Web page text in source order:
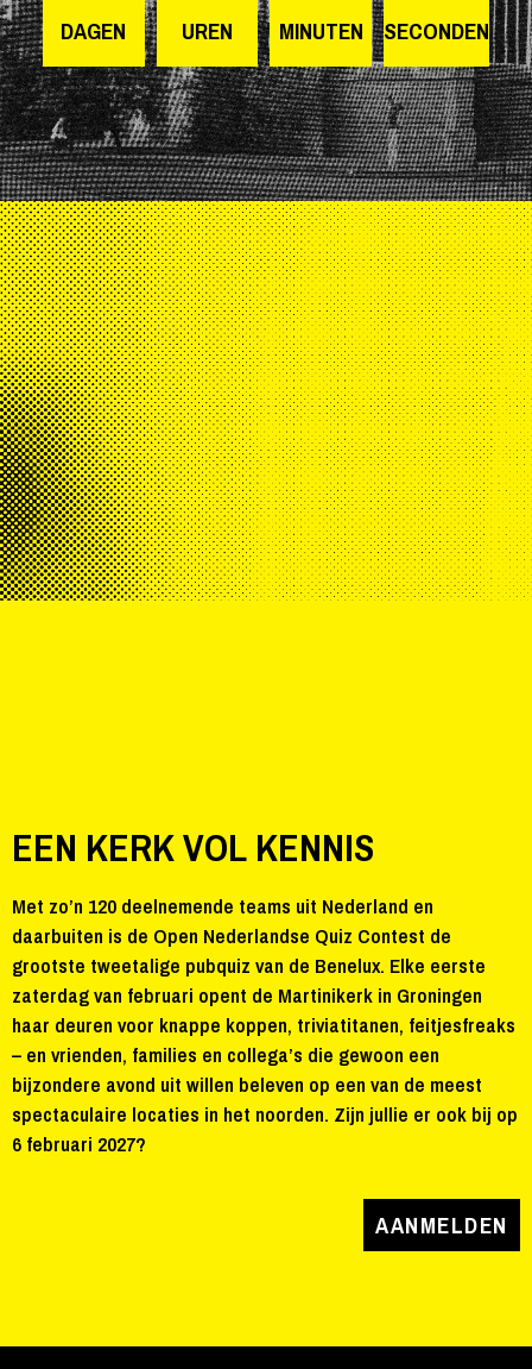
DAGEN UREN MINUTEN SECONDEN
EEN KERK VOL KENNIS
Met zo’n 120 deelnemende teams uit Nederland en
daarbuiten is de Open Nederlandse Quiz Contest de
grootste tweetalige pubquiz van de Benelux. Elke eerste
zaterdag van februari opent de Martinikerk in Groningen
haar deuren voor knappe koppen, triviatitanen, feitjesfreaks
– en vrienden, families en collega’s die gewoon een
bijzondere avond uit willen beleven op een van de meest
spectaculaire locaties in het noorden. Zijn jullie er ook bij op
6 februari 2027?
AANMELDEN